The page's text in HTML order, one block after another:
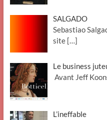
SALGADO
Sebastiao
site […]
Le business
Avant Jeff
L’ineffable